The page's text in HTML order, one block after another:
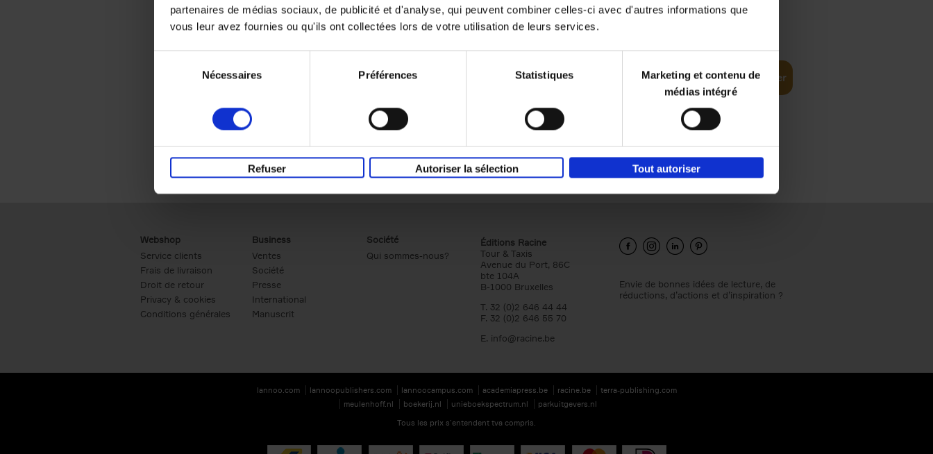
partenaires de médias sociaux, de publicité et d'analyse, qui peuvent combiner celles-ci avec d'autres informations que
vous leur avez fournies ou qu'ils ont collectées lors de votre utilisation de leurs services.
Nécessaires Préférences Statistiques
Marketing et contenu de
médias intégré
Refuser Autoriser la sélection Tout autoriser
Content Marketing like a PRO
2023 352 Ajouter au panier
Webshop
Service clients
Frais de livraison
Droit de retour
Privacy & cookies
Conditions générales
Business
Ventes
Société
Presse
International
Manuscrit
Société
Qui sommes-nous?
Éditions Racine
Tour & Taxis
Avenue du Port, 86C
bte 104A
B-1000 Bruxelles
T. 32 (0)2 646 44 44
F. 32 (0)2 646 55 70
E. info@racine.be
Envie de bonnes idées de lecture, de
réductions, d’actions et d’inspiration ?
lannoo.com lannoopublishers.com lannoocampus.com academiapress.be racine.be
terra-publishing.com
meulenhoff.nl
boekerij.nl unieboekspectrum.nl
parkuitgevers.nl
Tous les prix s’entendent tva compris.